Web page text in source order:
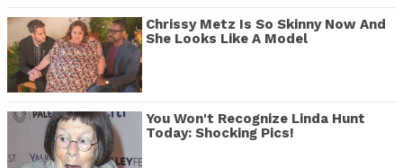
Chrissy Metz Is So Skinny Now And
She Looks Like A Model
You Won't Recognize Linda Hunt
Today: Shocking Pics!